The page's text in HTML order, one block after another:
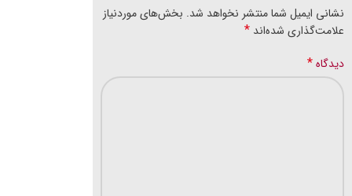
نشانی ایمیل شما منتشر نخواهد شد. بخش‌های موردنیاز
علامت‌گذاری شده‌اند *
دیدگاه*